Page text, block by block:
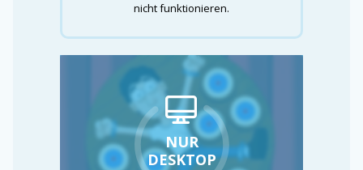
nicht funktionieren.
NUR
DESKTOP